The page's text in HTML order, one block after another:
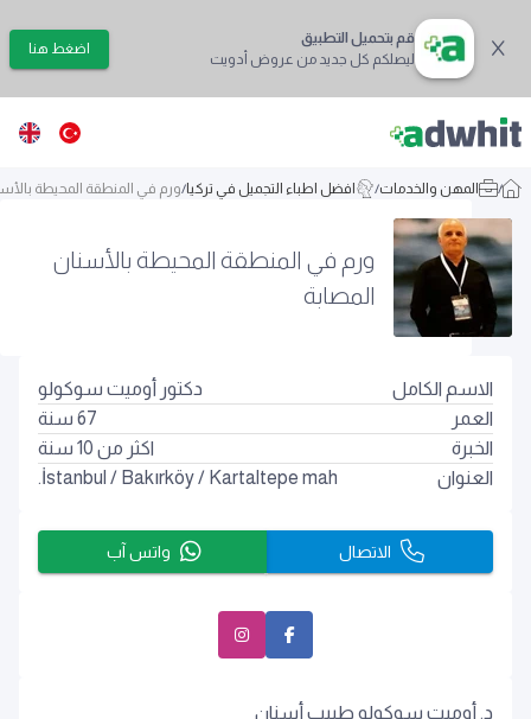
قم بتحميل التطبيق
ليصلكم كل جديد من عروض أدويت
اضغط هنا
/ المهن والخدمات/ افضل اطباء التجميل في تركيا/ورم في المنطقة المحيطة
ورم في المنطقة المحيطة بالأسنان
المصابة
د. أوميت سوكولو طبيب أسنان
الاسم الكامل
دكتور أوميت سوكولو
العمر
67 سنة
الخبرة
اكثر من 10 سنة
العنوان
İstanbul / Bakırköy/ Kartaltepe mah.
الاتصال واتس آب